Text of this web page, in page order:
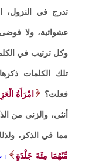
تدرج في النزول،
عشوائية، ولا
وكل ترتيب في
تلك الكلمات
فعلت؟ امْرَأَةُ
أنثى، والزنى من
مما في الذكر،
مِّنْهُمَا مِئَةَ جَلْدَةٍ